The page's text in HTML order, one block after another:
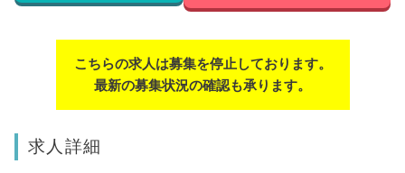
こちらの求人は募集を停止しております。
最新の募集状況の確認も承ります。
求人詳細